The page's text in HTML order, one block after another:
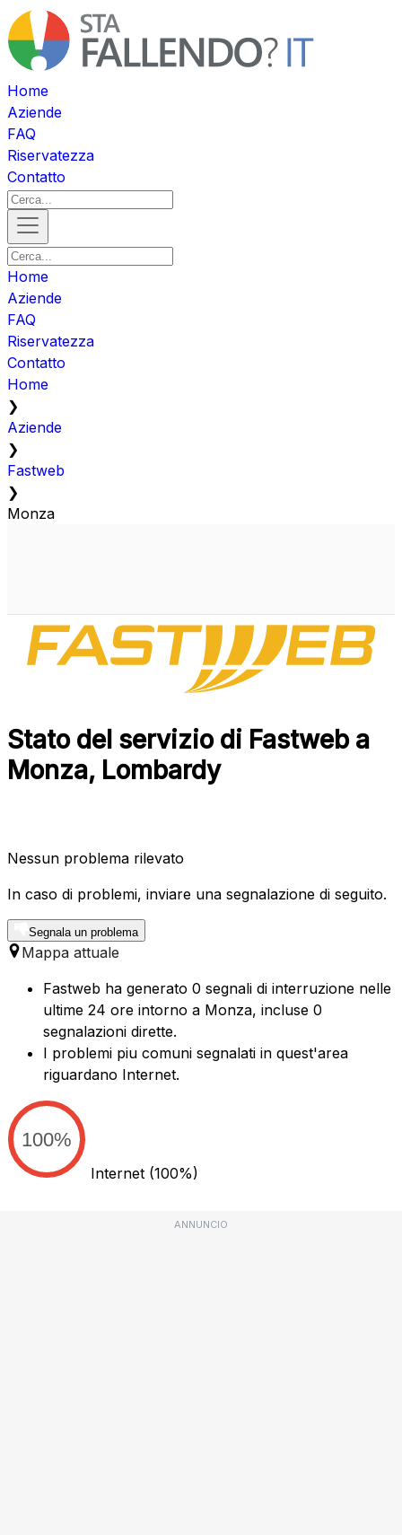
Home
Aziende
FAQ
Riservatezza
Contatto
Home
Aziende
FAQ
Riservatezza
Contatto
Home
❯
Aziende
❯
Fastweb
❯
Monza
Stato del servizio di Fastweb a
Monza, Lombardy
Nessun problema rilevato
In caso di problemi, inviare una segnalazione di seguito.
Segnala un problema
Mappa attuale
Fastweb ha generato 0 segnali di interruzione nelle
ultime 24 ore intorno a Monza, incluse 0
segnalazioni dirette.
I problemi piu comuni segnalati in quest'area
riguardano Internet.
100%
Internet (100%)
ANNUNCIO